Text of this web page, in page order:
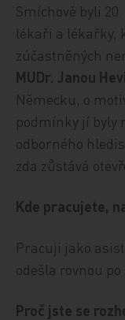
Smíchově byli
lékaři a lékařky,
zúčastněných
MUDr. Janou
Německu, o
podmínky jí byly
odborného
zda zůstává
Kde pracujete,
Pracuji jako
odešla rovnou po
Proč jste se